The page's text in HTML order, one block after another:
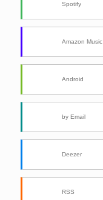
Spotify
Amazon Music
Android
by Email
Deezer
RSS